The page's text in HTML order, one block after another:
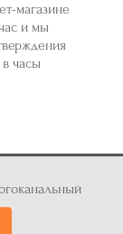
магазине
и мы
в часы